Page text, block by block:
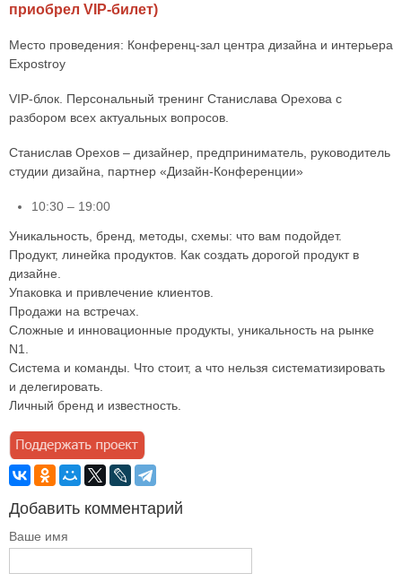
приобрел VIP-билет)
Место проведения: Конференц-зал центра дизайна и интерьера
Expostroy
VIP-блок. Персональный тренинг Станислава Орехова с
разбором всех актуальных вопросов.
Станислав Орехов – дизайнер, предприниматель, руководитель
студии дизайна, партнер «Дизайн-Конференции»
10:30 – 19:00
Уникальность, бренд, методы, схемы: что вам подойдет.
Продукт, линейка продуктов. Как создать дорогой продукт в
дизайне.
Упаковка и привлечение клиентов.
Продажи на встречах.
Сложные и инновационные продукты, уникальность на рынке
N1.
Система и команды. Что стоит, а что нельзя систематизировать
и делегировать.
Личный бренд и известность.
Добавить комментарий
Ваше имя